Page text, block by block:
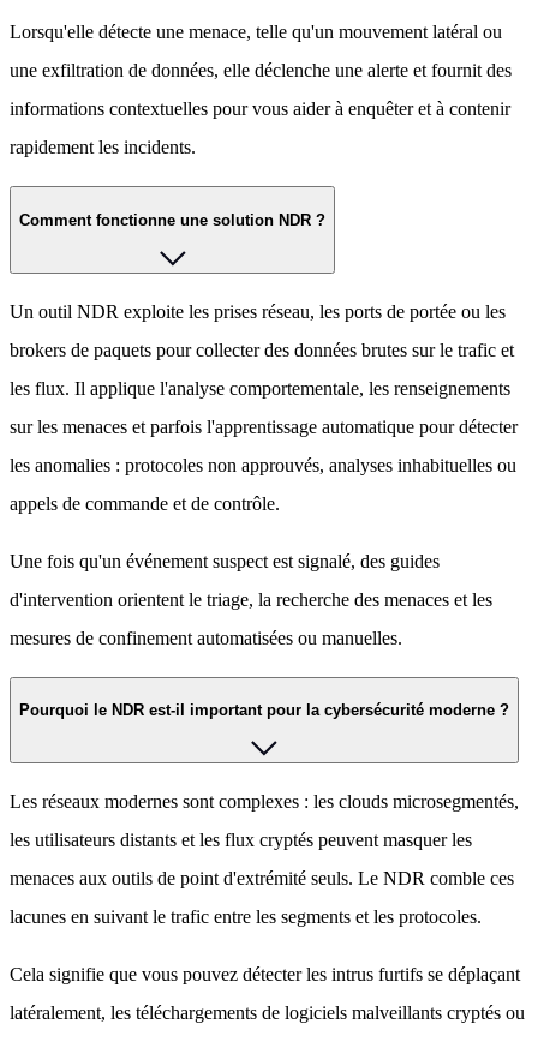
Lorsqu'elle détecte une menace, telle qu'un mouvement latéral ou
une exfiltration de données, elle déclenche une alerte et fournit des
informations contextuelles pour vous aider à enquêter et à contenir
rapidement les incidents.
Comment fonctionne une solution NDR ?
Un outil NDR exploite les prises réseau, les ports de portée ou les
brokers de paquets pour collecter des données brutes sur le trafic et
les flux. Il applique l'analyse comportementale, les renseignements
sur les menaces et parfois l'apprentissage automatique pour détecter
les anomalies : protocoles non approuvés, analyses inhabituelles ou
appels de commande et de contrôle.
Une fois qu'un événement suspect est signalé, des guides
d'intervention orientent le triage, la recherche des menaces et les
mesures de confinement automatisées ou manuelles.
Pourquoi le NDR est-il important pour la cybersécurité moderne ?
Les réseaux modernes sont complexes : les clouds microsegmentés,
les utilisateurs distants et les flux cryptés peuvent masquer les
menaces aux outils de point d'extrémité seuls. Le NDR comble ces
lacunes en suivant le trafic entre les segments et les protocoles.
Cela signifie que vous pouvez détecter les intrus furtifs se déplaçant
latéralement, les téléchargements de logiciels malveillants cryptés ou